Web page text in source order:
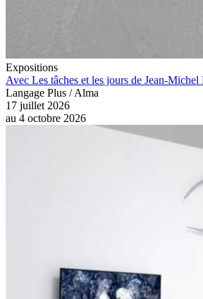
Expositions
Avec Les tâches et les jours de Jean-Michel
Langage Plus / Alma
17 juillet 2026
au 4 octobre 2026